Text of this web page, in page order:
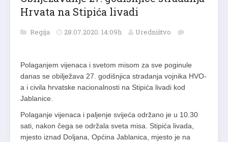
Hrvata na Stipića livadi
Regija 28.07.2020. 14:09h Uredništvo
Polaganjem vijenaca i svetom misom za sve poginule
danas se obilježava 27. godišnjica stradanja vojnika HVO-
a i civila hrvatske nacionalnosti na Stipića livadi kod
Jablanice.
Polaganje vijenaca i paljenje svijeća održano je u 10.30
sati, nakon čega se održala sveta misa. Stipića livada,
mjesto iznad Doljana, Općina Jablanica, mjesto je na